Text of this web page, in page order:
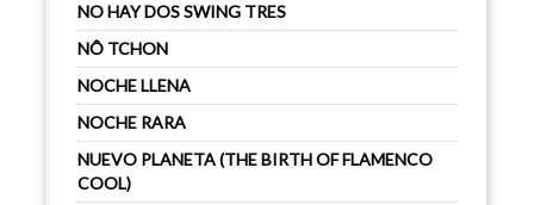
NO HAY DOS SWING TRES
NÔ TCHON
NOCHE LLENA
NOCHE RARA
NUEVO PLANETA (THE BIRTH OF FLAMENCO
COOL)